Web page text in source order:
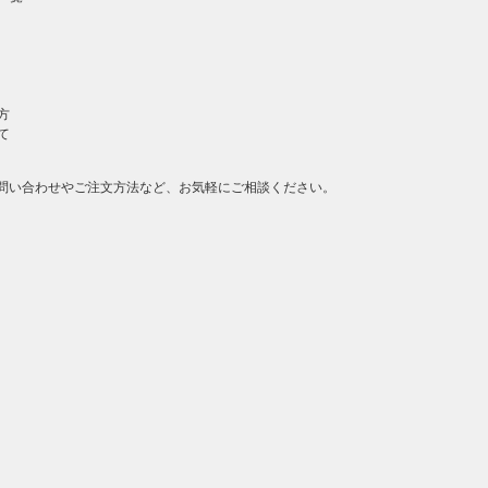
い合わせやご注文方法など、お気軽にご相談ください。